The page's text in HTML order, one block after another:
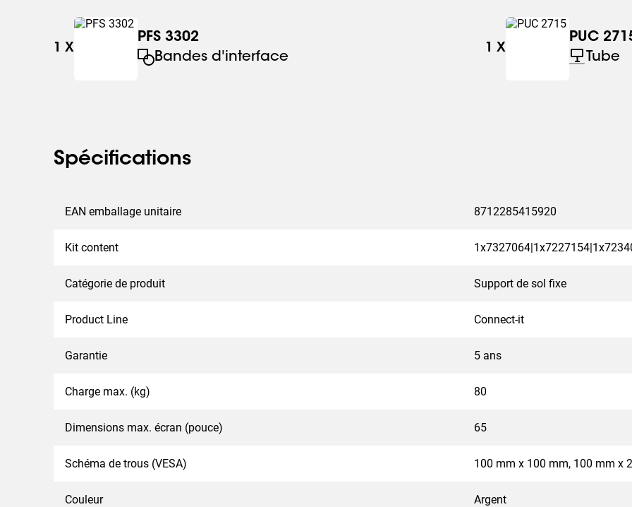
1 X
PFS 3302
Bandes d'interface
1 X
PUC
Tube
Spécifications
EAN emballage unitaire 8712285415920
Kit content
Catégorie de produit Support de sol fixe
Product Line Connect-it
Garantie 5 ans
Charge max. (kg) 80
Dimensions max. écran (pouce) 65
Schéma de trous (VESA) 100 mm x 100 mm, 100 mm x
Couleur Argent